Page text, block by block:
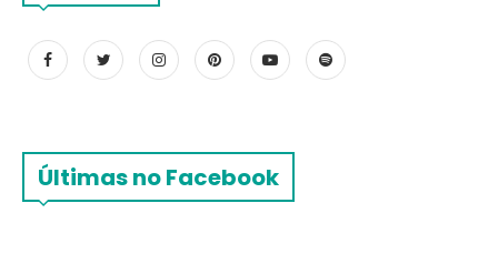
Últimas no Facebook